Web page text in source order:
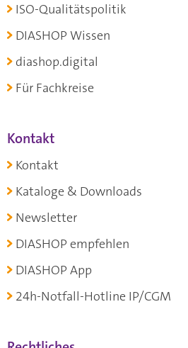
ISO-Qualitätspolitik
DIASHOP Wissen
diashop.digital
Für Fachkreise
Kontakt
Kontakt
Kataloge & Downloads
Newsletter
DIASHOP empfehlen
DIASHOP App
24h-Notfall-Hotline IP/CGM